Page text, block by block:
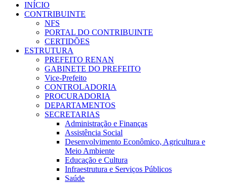
INÍCIO
CONTRIBUINTE
NFS
PORTAL DO CONTRIBUINTE
CERTIDÕES
ESTRUTURA
PREFEITO RENAN
GABINETE DO PREFEITO
Vice-Prefeito
CONTROLADORIA
PROCURADORIA
DEPARTAMENTOS
SECRETARIAS
Administração e Finanças
Assistência Social
Desenvolvimento Econômico, Agricultura e
Meio Ambiente
Educação e Cultura
Infraestrutura e Serviços Públicos
Saúde